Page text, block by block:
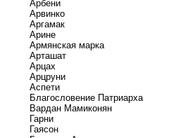
Арбени
Арвинко
Аргамак
Арине
Армянская марка
Арташат
Арцах
Арцруни
Аспети
Благословение Патриарха
Вардан Мамиконян
Гарни
Гаясон